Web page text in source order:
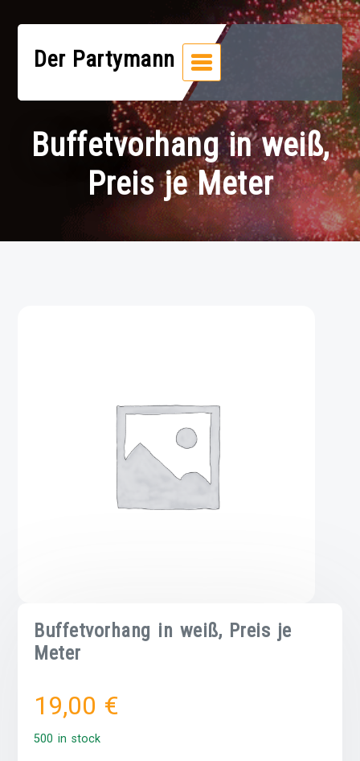
Inhalt
springenDer Partymann
Buffetvorhang in weiß,
Preis je Meter
Buffetvorhang in weiß, Preis je
Meter
19,00 €
500 in stock